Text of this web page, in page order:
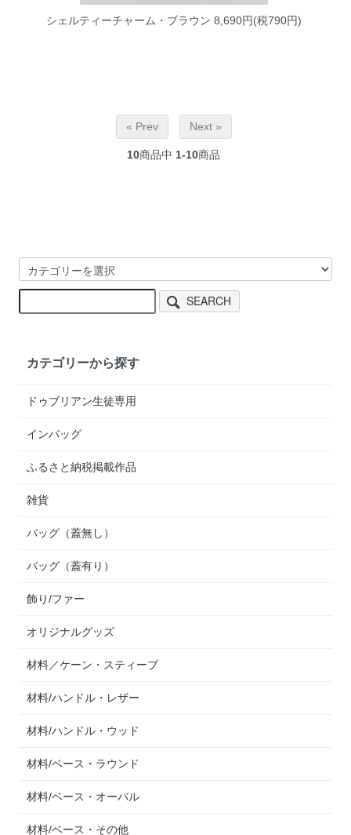
シェルティーチャーム・ブラウン 8,690円(税790円)
« Prev Next »
10商品中 1-10商品
SEARCH
カテゴリーから探す
ドゥブリアン生徒専用
インバッグ
ふるさと納税掲載作品
雑貨
バッグ（蓋無し）
バッグ（蓋有り）
飾り/ファー
オリジナルグッズ
材料／ケーン・スティーブ
材料/ハンドル・レザー
材料/ハンドル・ウッド
材料/ベース・ラウンド
材料/ベース・オーバル
材料/ベース・その他